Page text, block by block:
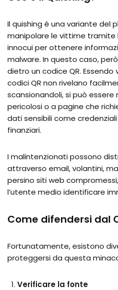
Il quishing è una variante del
manipolare le vittime
innocui per ottenere
malware. In questo caso,
dietro un codice QR.
codici QR non rivelano
scansionandoli, si può essere
pericolosi o a pagine che
dati sensibili come
finanziari.
I malintenzionati possono
attraverso email, volantini,
persino siti web
l’utente medio identificare
Come difendersi dal
Fortunatamente, esistono
proteggersi da questa
Verificare la fonte